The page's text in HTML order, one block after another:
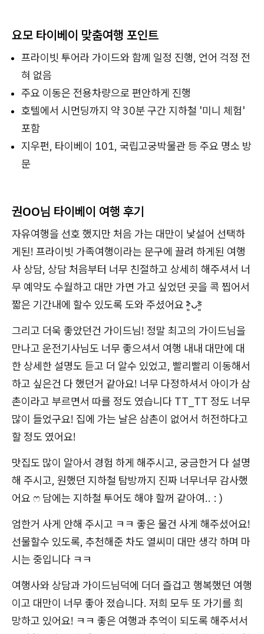
요모 타이베이 맞춤여행 포인트
프라이빗 투어라 가이드와 함께 일정 진행, 언어 걱정 전
혀 없음
주요 이동은 전용차량으로 편안하게 진행
호텔에서 시먼딩까지 약 30분 구간 지하철 '미니 체험'
포함
지우펀, 타이베이 101, 국립고궁박물관 등 주요 명소 방
문
권OO님 타이베이 여행 후기
자유여행을 선호 했지만 처음 가는 대만이 낯설어 선택하
게된! 프라이빗 가족여행이라는 문구에 끌려 하게된 여행
사 상담, 상담 처음부터 너무 친절하고 상세히 해주셔서 너
무 예약도 수월하고 대만 가면 가고 싶었던 곳을 콕 찝어서
짧은 기간내에 할수 있도록 도와 주셨어요 ˃̵͈̑ᴗ˂̵͈̑
그리고 더욱 좋았던건 가이드님! 정말 최고의 가이드님을
만나고 운전기사님도 너무 좋으셔서 여행 내내 대만에 대
한 상세한 설명도 듣고 더 알수 있었고, 빨리빨리 이동해서
하고 싶은건 다 했던거 같아요! 너무 다정하셔서 아이가 삼
촌이라고 부르면서 따를 정도 였습니다 TT_TT 정도 너무
많이 들었구요! 집에 가는 날은 삼촌이 없어서 허전하다고
할 정도 였어요!
맛집도 많이 알아서 경험 하게 해주시고, 궁금한거 다 설명
해 주시고, 원했던 지하철 탐방까지 진짜 너무너무 감사했
어요 ෆ 담에는 지하철 투어도 해야 할꺼 같아여.. : )
엄한거 사게 안해 주시고 ㅋㅋ 좋은 물건 사게 해주셨어요!
선물할수 있도록, 추천해준 차도 열씨미 대만 생각 하며 마
시는 중입니다 ㅋㅋ
여행사와 상담과 가이드님덕에 더더 즐겁고 행복했던 여행
이고 대만이 너무 좋아 졌습니다. 저희 모두 또 가기를 희
망하고 있어요! ㅋㅋ 좋은 여행과 추억이 되도록 해주서서